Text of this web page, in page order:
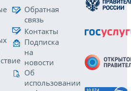
Обратная
связь
Контакты
Подписка
на
новости
Об
использовании